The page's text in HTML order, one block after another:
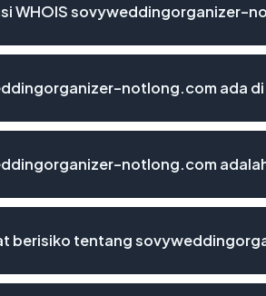
WHOIS sovyweddingorganizer-
notlong.com ada di
notlong.com
berisiko tentang